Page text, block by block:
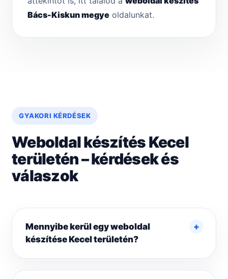
Bács-Kiskun megye oldalunkat.
GYAKORI KÉRDÉSEK
Weboldal készítés Kecel
területén – kérdések és
válaszok
Mennyibe kerül egy weboldal
készítése Kecel területén?